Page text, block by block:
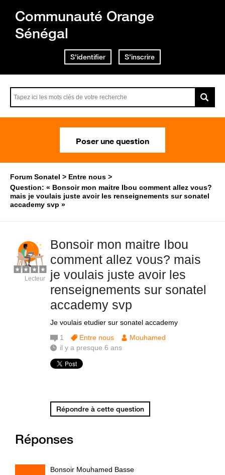
Communauté Orange
Sénégal
S'identifier S'inscrire
Poser une question
Forum Sonatel
Entre nous
Question: « Bonsoir mon maitre Ibou comment allez vous?
mais je voulais juste avoir les renseignements sur sonatel
accademy svp »
Bonsoir mon maitre Ibou
comment allez vous? mais
je voulais juste avoir les
renseignements sur sonatel
accademy svp
Je voulais etudier sur sonatel accademy
Lecteur
1 Entre nous
Mouhamed
il y a presque 6 ans
Répondre à cette question
Réponses
Bonsoir Mouhamed Basse